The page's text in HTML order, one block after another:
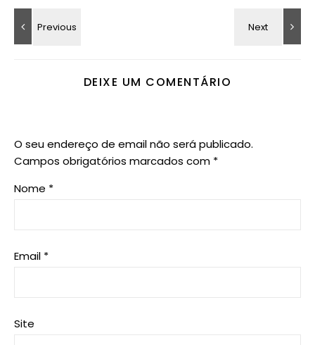
DEIXE UM COMENTÁRIO
O seu endereço de email não será publicado.
Campos obrigatórios marcados com *
Nome *
Email *
Site